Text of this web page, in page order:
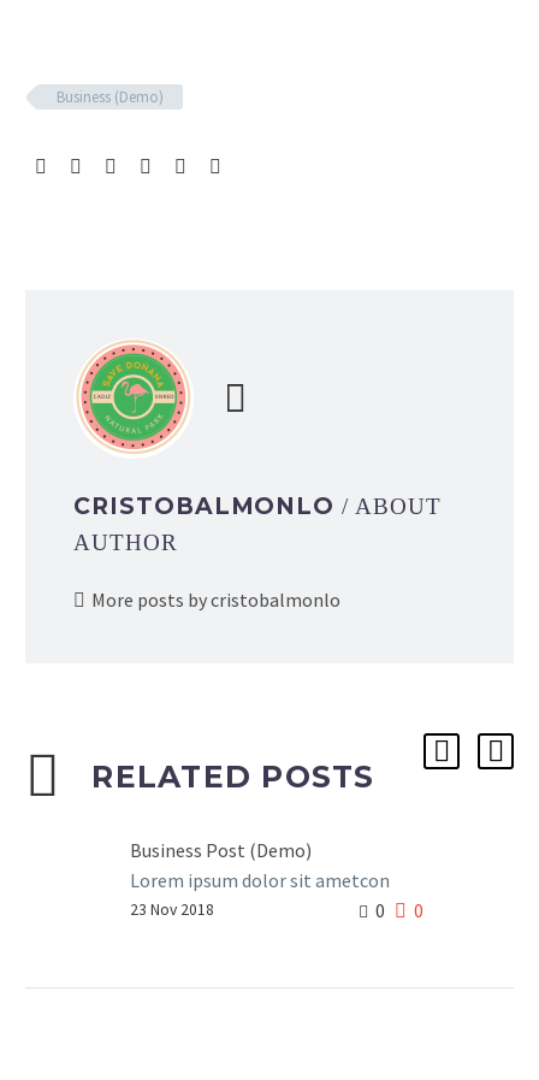
Business (Demo)
CRISTOBALMONLO/ ABOUT
AUTHOR
More posts by cristobalmonlo
RELATED POSTS
Business Post (Demo)
Lorem ipsum dolor sit ametcon
sectetur adipisicing elit, sed
0 0
23 Nov 2018